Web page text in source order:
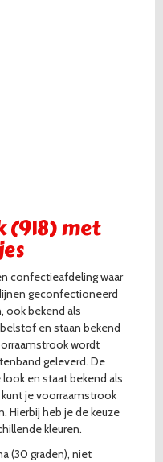
met
confectieafdeling waar
geconfectioneerd
ook bekend als
en staan bekend
wordt
geleverd. De
en staat bekend als
je voorraamstrook
Hierbij heb je de keuze
kleuren.
(30 graden), niet